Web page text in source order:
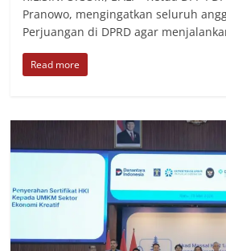
Pranowo, mengingatkan seluruh
Perjuangan di DPRD agar
Read more